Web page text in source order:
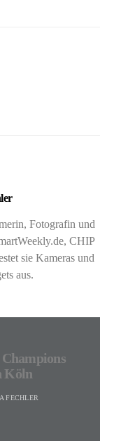
Fotografin und
CHIP
sie Kameras und
aus.
Köln
FECHLER